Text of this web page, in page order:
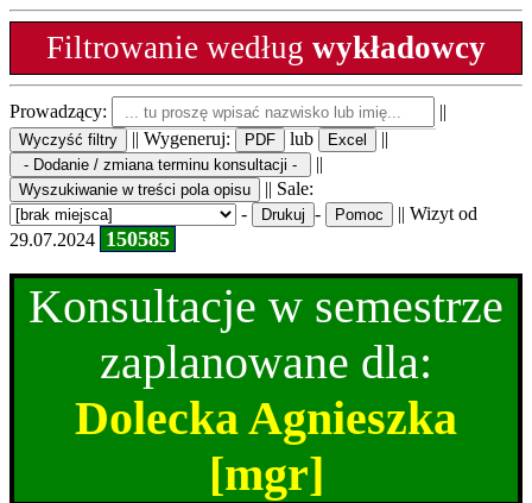
Filtrowanie według wykładowcy
Prowadzący:
||
|| Wygeneruj:
lub
||
||
|| Sale:
-
-
|| Wizyt od
29.07.2024 150585
Konsultacje w semestrze
zaplanowane dla:
Dolecka Agnieszka
[mgr]